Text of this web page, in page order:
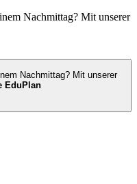
Nachmittag? Mit unserer
Nachmittag? Mit unserer
EduPlan